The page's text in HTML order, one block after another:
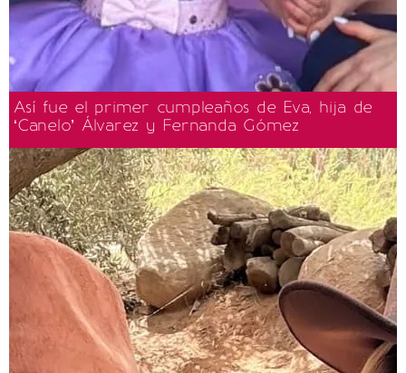
Así fue el primer cumpleaños de Eva, hija de
‘Canelo’ Álvarez y Fernanda Gómez